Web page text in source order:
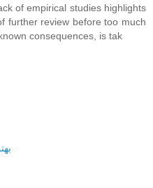
of empirical studies highlights
further review before too much
consequences, is tak